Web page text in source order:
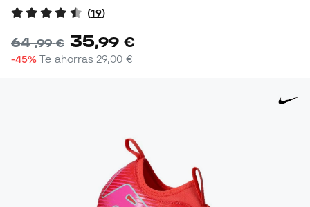
(19)
64,99 € 35,99 €
-45% Te ahorras 29,00 €